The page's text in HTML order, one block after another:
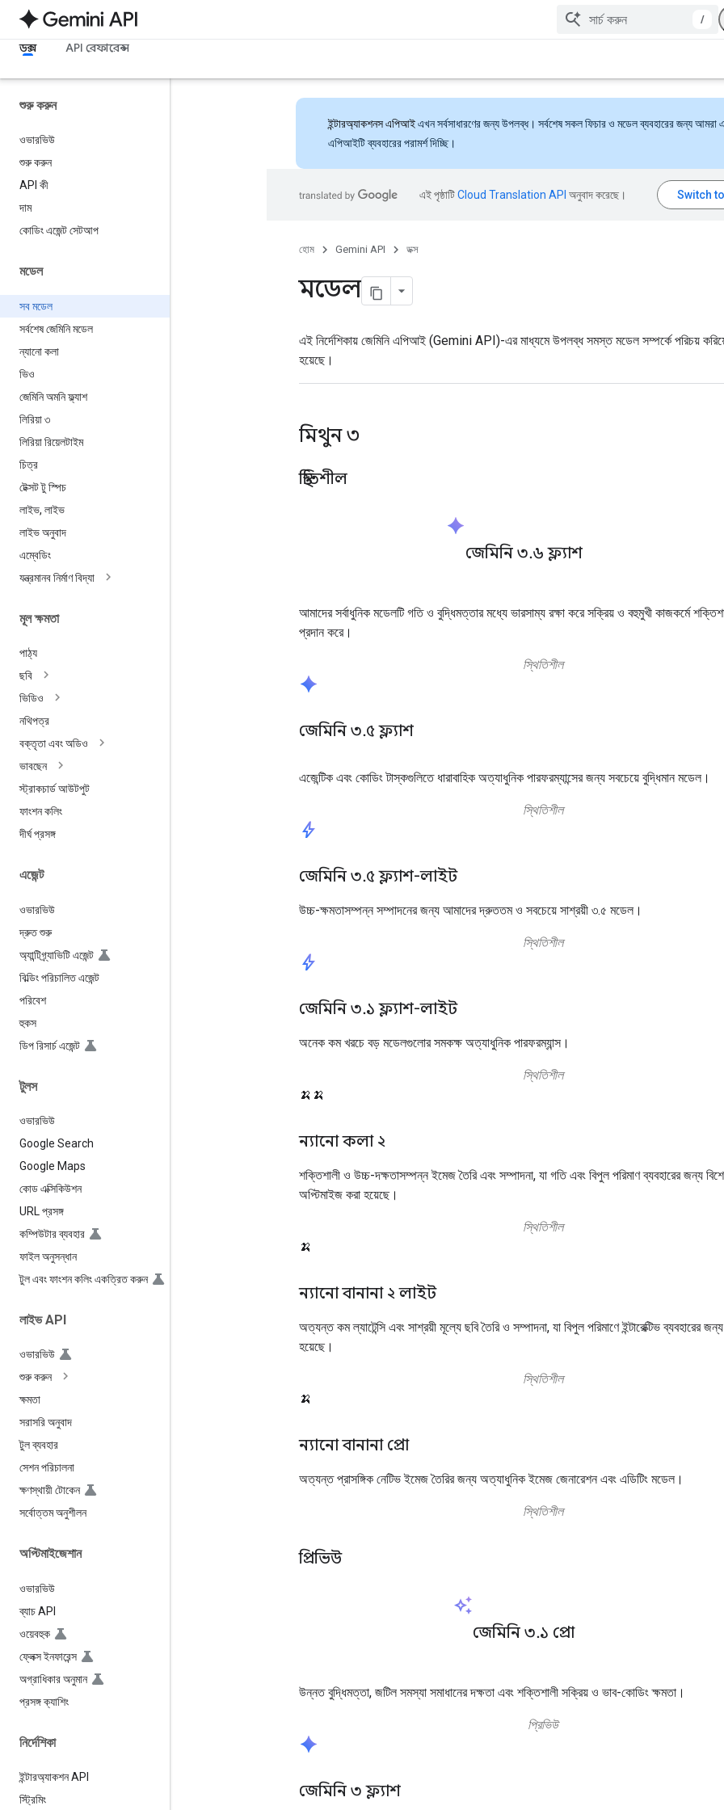
/
ডক্স API রেফারেন্স
শুরু করুন
ওভারভিউ
শুরু করুন
API কী
দাম
কোডিং এজেন্ট সেটআপ
মডেল
সব মডেল
সর্বশেষ জেমিনি মডেল
ন্যানো কলা
ভিও
জেমিনি অমনি ফ্ল্যাশ
লিরিয়া ৩
লিরিয়া রিয়েলটাইম
চিত্র
টেক্সট টু স্পিচ
লাইভ, লাইভ
লাইভ অনুবাদ
এম্বেডিং
যন্ত্রমানব নির্মাণ বিদ্যা
মূল ক্ষমতা
পাঠ্য
ছবি
ভিডিও
নথিপত্র
বক্তৃতা এবং অডিও
ভাবছেন
স্ট্রাকচার্ড আউটপুট
ফাংশন কলিং
দীর্ঘ প্রসঙ্গ
এজেন্ট
ওভারভিউ
দ্রুত শুরু
অ্যান্টিগ্র্যাভিটি এজেন্ট
বিল্ডিং পরিচালিত এজেন্ট
পরিবেশ
হুকস
ডিপ রিসার্চ এজেন্ট
টুলস
ওভারভিউ
Google Search
Google Maps
কোড এক্সিকিউশন
URL প্রসঙ্গ
কম্পিউটার ব্যবহার
ফাইল অনুসন্ধান
টুল এবং ফাংশন কলিং একত্রিত করুন
লাইভ API
ওভারভিউ
শুরু করুন
ক্ষমতা
সরাসরি অনুবাদ
টুল ব্যবহার
সেশন পরিচালনা
ক্ষণস্থায়ী টোকেন
সর্বোত্তম অনুশীলন
অপ্টিমাইজেশান
ওভারভিউ
ব্যাচ API
ওয়েবহুক
ফ্লেক্স ইনফারেন্স
অগ্রাধিকার অনুমান
প্রসঙ্গ ক্যাশিং
নির্দেশিকা
ইন্টারঅ্যাকশন API
স্ট্রিমিং
ইন্টারঅ্যাকশনস এপিআইএখন সর্বসাধারণের জন্য উপলব্ধ। সর্বশেষ সকল ফিচার ও মডেল ব্যবহারের জন্য আমরা
এপিআইটি ব্যবহারের পরামর্শ দিচ্ছি।
এই পৃষ্ঠাটিCloud Translation API অনুবাদ করেছে।
হোম Gemini API ডক্স
মডেল
এই নির্দেশিকায় জেমিনি এপিআই (Gemini API)-এর মাধ্যমে উপলব্ধ সমস্ত মডেল সম্পর্কে পরিচয়
হয়েছে।
মিথুন ৩
স্থিতিশীল
spark
জেমিনি ৩.৬ ফ্ল্যাশ
আমাদের সর্বাধুনিক মডেলটি গতি ও বুদ্ধিমত্তার মধ্যে ভারসাম্য রক্ষা করে সক্রিয় ও বহুমুখী কাজকর্মে
প্রদান করে।
স্থিতিশীল
spark
জেমিনি ৩.৫ ফ্ল্যাশ
এজেন্টিক এবং কোডিং টাস্কগুলিতে ধারাবাহিক অত্যাধুনিক পারফরম্যান্সের জন্য সবচেয়ে বুদ্ধিমান মডেল।
স্থিতিশীল
bolt
জেমিনি ৩.৫ ফ্ল্যাশ-লাইট
উচ্চ-ক্ষমতাসম্পন্ন সম্পাদনের জন্য আমাদের দ্রুততম ও সবচেয়ে সাশ্রয়ী ৩.৫ মডেল।
স্থিতিশীল
bolt
জেমিনি ৩.১ ফ্ল্যাশ-লাইট
অনেক কম খরচে বড় মডেলগুলোর সমকক্ষ অত্যাধুনিক পারফরম্যান্স।
স্থিতিশীল
🍌🍌
ন্যানো কলা ২
শক্তিশালী ও উচ্চ-দক্ষতাসম্পন্ন ইমেজ তৈরি এবং সম্পাদনা, যা গতি এবং বিপুল পরিমাণ ব্যবহারের জন্য
অপ্টিমাইজ করা হয়েছে।
স্থিতিশীল
🍌
ন্যানো বানানা ২ লাইট
অত্যন্ত কম ল্যাটেন্সি এবং সাশ্রয়ী মূল্যে ছবি তৈরি ও সম্পাদনা, যা বিপুল পরিমাণে ইন্টারেক্টিভ ব্যবহারের
হয়েছে।
স্থিতিশীল
🍌
ন্যানো বানানা প্রো
অত্যন্ত প্রাসঙ্গিক নেটিভ ইমেজ তৈরির জন্য অত্যাধুনিক ইমেজ জেনারেশন এবং এডিটিং মডেল।
স্থিতিশীল
প্রিভিউ
auto_awesome
জেমিনি ৩.১ প্রো
উন্নত বুদ্ধিমত্তা, জটিল সমস্যা সমাধানের দক্ষতা এবং শক্তিশালী সক্রিয় ও ভাব-কোডিং ক্ষমতা।
প্রিভিউ
spark
জেমিনি ৩ ফ্ল্যাশ